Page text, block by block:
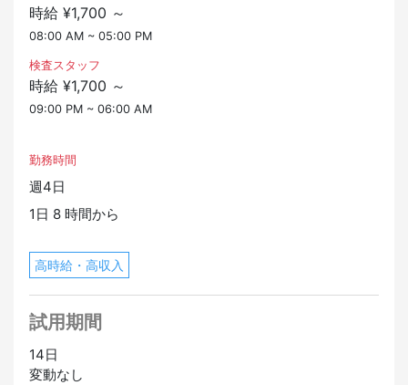
時給 ¥1,700 ～
08:00 AM ~ 05:00 PM
検査スタッフ
時給 ¥1,700 ～
09:00 PM ~ 06:00 AM
勤務時間
週4日
1日 8 時間から
高時給・高収入
試用期間
14日
変動なし